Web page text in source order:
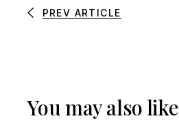
PREV ARTICLE
You may also like